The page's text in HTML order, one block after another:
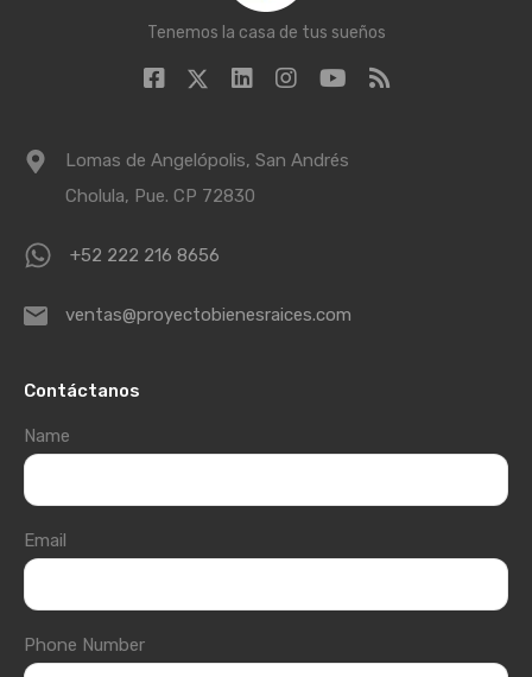
Tenemos la casa de tus sueños
Lomas de Angelópolis, San Andrés
Cholula, Pue. CP 72830
+52 222 216 8656
ventas@proyectobienesraices.com
Contáctanos
Name
Email
Phone Number